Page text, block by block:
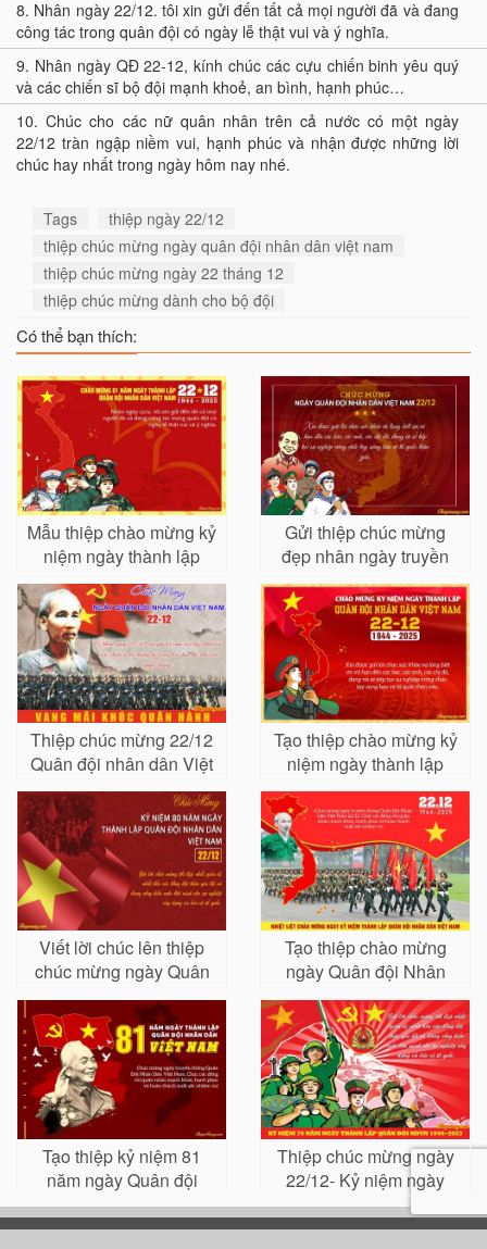
8. Nhân ngày 22/12. tôi xin gửi đến tất cả mọi người đã và đang
công tác trong quân đội có ngày lễ thật vui và ý nghĩa.
9. Nhân ngày QĐ 22-12, kính chúc các cựu chiến binh yêu quý
và các chiến sĩ bộ đội mạnh khoẻ, an bình, hạnh phúc…
10.Chúc cho các nữ quân nhân trên cả nước có một ngày
22/12 tràn ngập niềm vui, hạnh phúc và nhận được những lời
chúc hay nhất trong ngày hôm nay nhé.
Tags
thiệp ngày 22/12
thiệp chúc mừng ngày quân đội nhân dân việt nam
thiệp chúc mừng ngày 22 tháng 12
thiệp chúc mừng dành cho bộ đội
Có thể bạn thích:
Mẫu thiệp chào mừng kỷ
niệm ngày thành lập
Quân đội Nhân dân Việt
Nam 22/12
Gửi thiệp chúc mừng
đẹp nhân ngày truyền
thống Quân đội nhân
dân VN
Thiệp chúc mừng 22/12
Quân đội nhân dân Việt
Nam đẹp và ý nghĩa
Tạo thiệp chào mừng kỷ
niệm ngày thành lập
Quân đội Nhân dân Việt
Nam 22-12
Viết lời chúc lên thiệp
chúc mừng ngày Quân
đội nhân dân Việt Nam
Tạo thiệp chào mừng
ngày Quân đội Nhân
dân Việt Nam 22/12 trực
tuyến
Tạo thiệp kỷ niệm 81
năm ngày Quân đội
nhân dân Việt Nam
22/12
Thiệp chúc mừng ngày
22/12- Kỷ niệm ngày
Quân đội NDVN